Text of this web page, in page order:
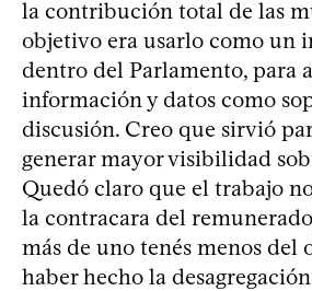
la contribución total de las
objetivo era usarlo como un
dentro del Parlamento, para
información y datos como
discusión. Creo que sirvió
generar mayor visibilidad
Quedó claro que el trabajo
la contracara del
más de uno tenés menos del
haber hecho la